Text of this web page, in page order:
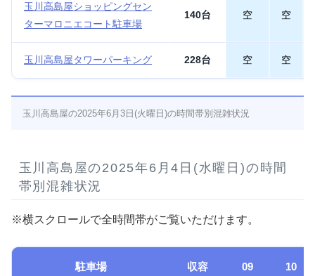
玉川高島屋ショッピングセン
ターマロニエコート駐車場
140台 空 空
玉川高島屋タワーパーキング 228台 空 空
玉川高島屋の2025年6月3日(火曜日)の時間帯別混雑状況
玉川高島屋の2025年6月4日(水曜日)の時間
帯別混雑状況
※横スクロールで全時間帯がご覧いただけます。
駐車場 収容 09 10